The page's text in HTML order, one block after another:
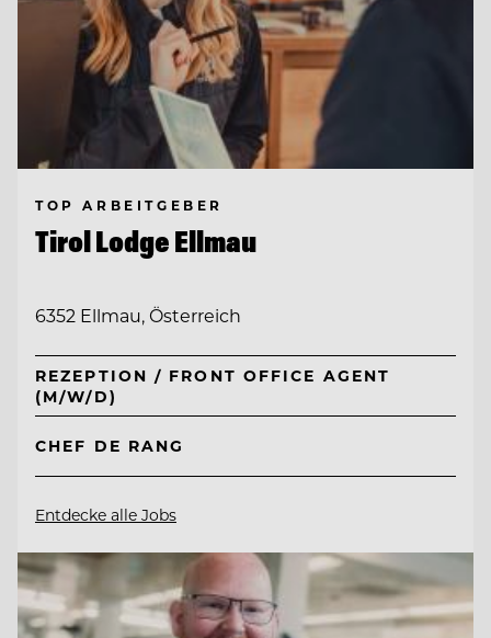
TOP ARBEITGEBER
Tirol Lodge Ellmau
6352 Ellmau, Österreich
REZEPTION / FRONT OFFICE AGENT
(M/W/D)
CHEF DE RANG
Entdecke alle Jobs